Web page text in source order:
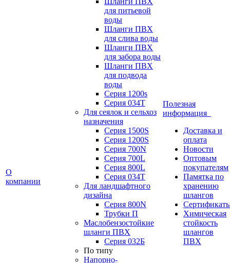
О
компании
для питьевой
воды
Шланги ПВХ
для слива воды
Шланги ПВХ
для забора воды
Шланги ПВХ
для подвода
воды
Серия 1200s
Серия 034Т
Для сеялок и сельхоз
назначения
Серия 1500S
Серия 1200S
Серия 700N
Серия 700L
Серия 800L
Серия 034T
Для ландшафтного
дизайна
Серия 800N
Трубки П
Маслобензостойкие
шланги ПВХ
Серия 032Б
По типу
Напорно-
Полезная
информация
Доставка и
оплата
Новости
Оптовым
покупателям
Памятка по
хранению
шлангов
Химическая
стойкость
шлангов
ПВХ